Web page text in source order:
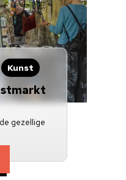
Kunst
gezellige